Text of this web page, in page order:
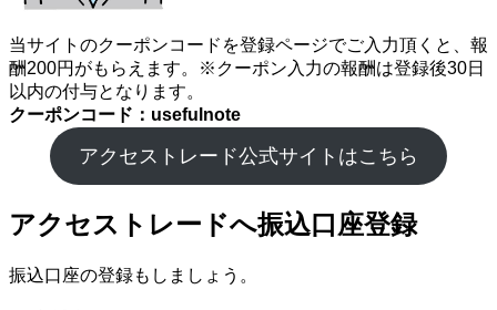
当サイトのクーポンコードを登録ページでご入力頂くと、報
酬200円がもらえます。※クーポン入力の報酬は登録後30日
以内の付与となります。
クーポンコード：usefulnote
アクセストレード公式サイトはこちら
アクセストレードへ振込口座登録
振込口座の登録もしましょう。